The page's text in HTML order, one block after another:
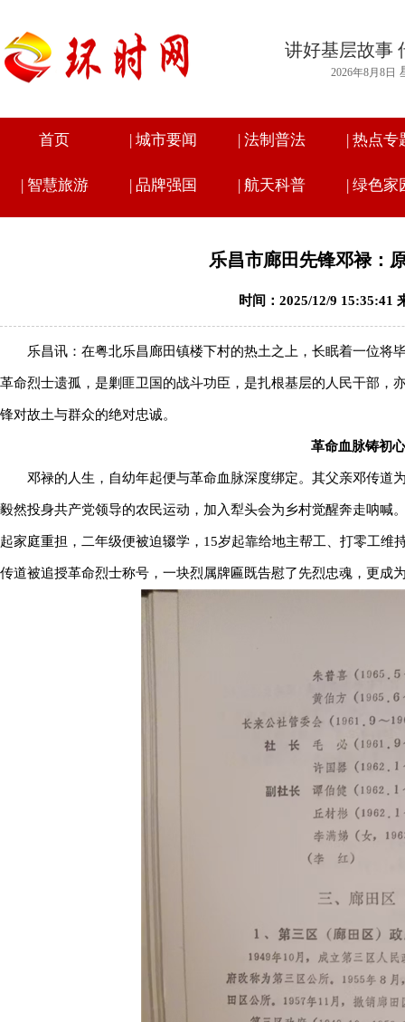
讲好基层故事
2026年8月8日
首页 | 城市要闻 | 法制普法 | 热点专
| 智慧旅游 | 品牌强国 | 航天科普 | 绿色家
乐昌市廊田先锋邓禄：
时间：2025/12/9 15:35:41
乐昌讯：在粤北乐昌廊田镇楼下村的热土之上，长眠着一位
革命烈士遗孤，是剿匪卫国的战斗功臣，是扎根基层的人民干部
锋对故土与群众的绝对忠诚。
革命血脉铸初
邓禄的人生，自幼年起便与革命血脉深度绑定。其父亲邓传道
毅然投身共产党领导的农民运动，加入犁头会为乡村觉醒奔走呐喊
起家庭重担，二年级便被迫辍学，15岁起靠给地主帮工、打零工
传道被追授革命烈士称号，一块烈属牌匾既告慰了先烈忠魂，更成